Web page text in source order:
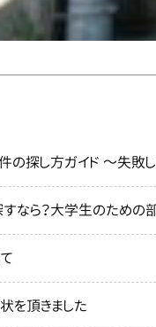
件の探し方ガイド ～失
なら？大学生のための
を頂きました